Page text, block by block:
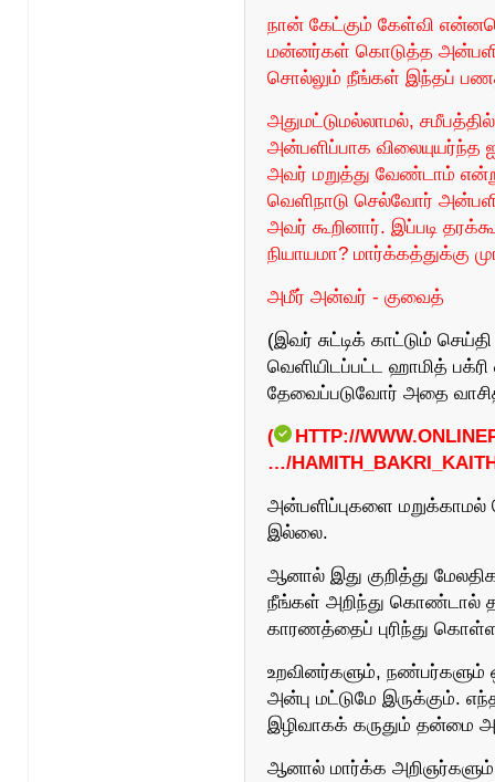
நான் கேட்கும் கேள்வி
மன்னர்கள் கொடுத்த
சொல்லும் நீங்கள் இந்தப்
அதுமட்டுமல்லாமல்,
அன்பளிப்பாக
அவர் மறுத்து வேண்டாம்
வெளிநாடு செல்வோர்
அவர் கூறினார். இப்படி
நியாயமா? மார்க்கத்துக்கு
அமீர் அன்வர் - குவைத்
(இவர் சுட்டிக் காட்டும்
வெளியிடப்பட்ட ஹாமித்
தேவைப்படுவோர் அதை
(
HTTP://
…/
அன்பளிப்புகளை மறுக்காமல்
இல்லை.
ஆனால் இது குறித்து
நீங்கள் அறிந்து கொண்டால்
காரணத்தைப் புரிந்து கொள்ள
உறவினர்களும், நண்பர்களும்
அன்பு மட்டுமே இருக்கும்.
இழிவாகக் கருதும் தன்மை
ஆனால் மார்க்க